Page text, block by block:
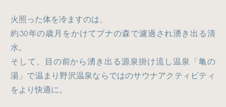
火照った体を冷ますのは、
約30年の歳月をかけてブナの森で濾過され湧き出る清
水。
そして、目の前から湧き出る源泉掛け流し温泉「亀の
湯」で温まり野沢温泉ならではのサウナアクティビティ
をより快適に。